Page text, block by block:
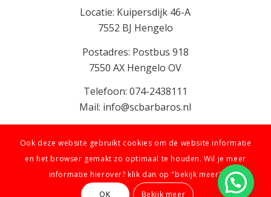
Locatie: Kuipersdijk 46-A
7552 BJ Hengelo
Postadres: Postbus 918
7550 AX Hengelo OV
Telefoon: 074-2438111
Mail: info@scbarbaros.nl
© SC Barbaros | Ontwerp: De Reclamerij
Ook deze website gebruikt cookies om de website informatie
en het browser gemakt zo optimaal te houden. Wil je meer
informatie hierover? klik dan op "bekijk meer"
OK
Bekijk meer